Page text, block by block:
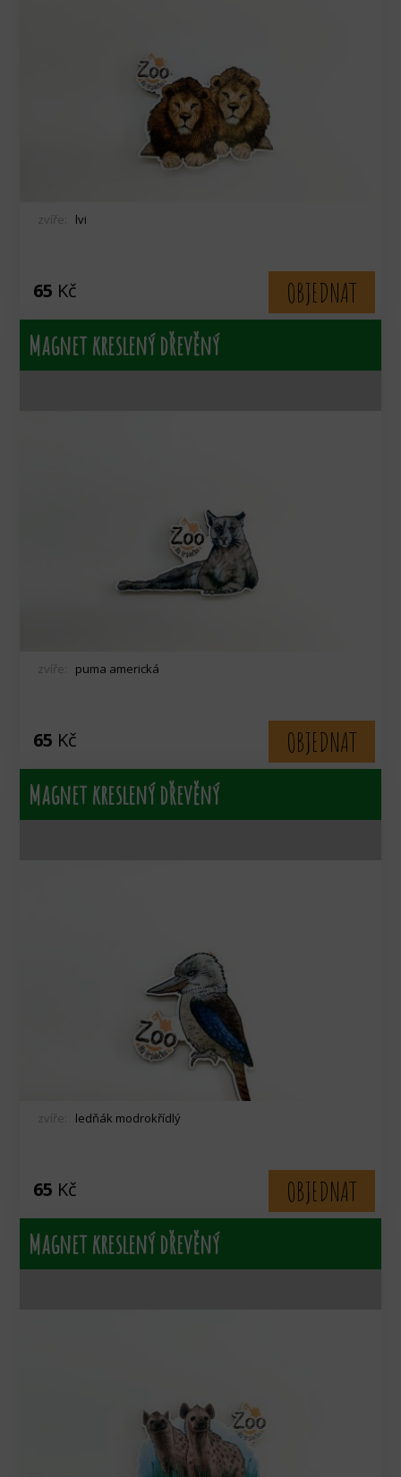
zvíře: lvi
65 Kč
OBJEDNAT
Magnet kreslený dřevěný
zvíře: puma americká
65 Kč
OBJEDNAT
Magnet kreslený dřevěný
zvíře: ledňák modrokřídlý
65 Kč
OBJEDNAT
Magnet kreslený dřevěný